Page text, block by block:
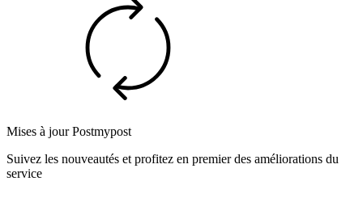
Mises à jour Postmypost
Suivez les nouveautés et profitez en premier des améliorations du
service